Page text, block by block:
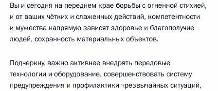
Вы и сегодня на переднем крае борьбы с огненной стихией,
и от ваших чётких и слаженных действий, компетентности
и мужества напрямую зависят здоровье и благополучие
людей, сохранность материальных объектов.
Подчеркну, важно активнее внедрять передовые
технологии и оборудование, совершенствовать систему
предупреждения и профилактики чрезвычайных ситуаций,